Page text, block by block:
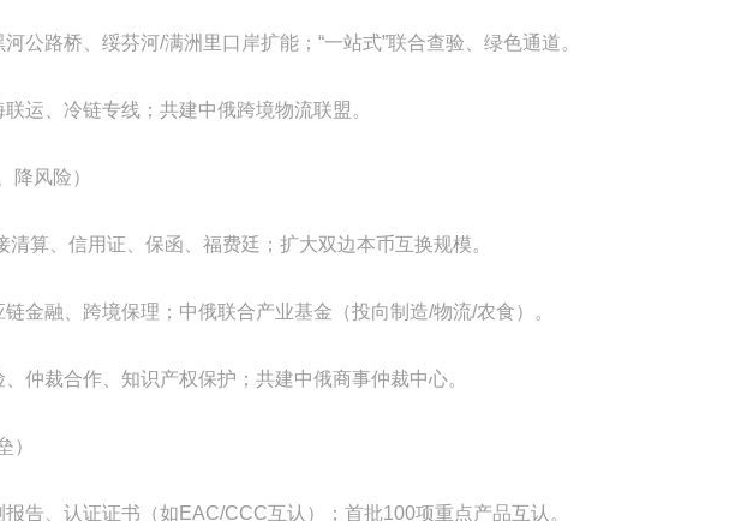
公路桥、绥芬河/满洲里口岸扩能；“一站式”联合查验、绿色通道。
运、冷链专线；共建中俄跨境物流联盟。
降风险）
清算、信用证、保函、福费廷；扩大双边本币互换规模。
金融、跨境保理；中俄联合产业基金（投向制造/物流/农食）。
仲裁合作、知识产权保护；共建中俄商事仲裁中心。
）
告、认证证书（如EAC/CCC互认）；首批100项重点产品互认。